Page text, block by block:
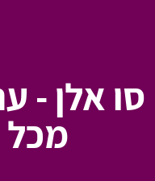
סו אלן -
מכל